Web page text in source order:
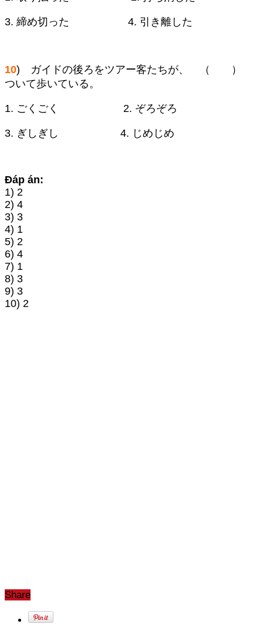
3. 締め切った 4. 引き離した
10) ガイドの後ろをツアー客たちが、 （ ）
ついて歩いている。
1. ごくごく 2. ぞろぞろ
3. ぎしぎし 4. じめじめ
Đáp án:
1) 2
2) 4
3) 3
4) 1
5) 2
6) 4
7) 1
8) 3
9) 3
10) 2
Share